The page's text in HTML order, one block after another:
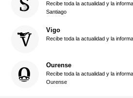
Recibe toda la actualidad y la
Santiago
Vigo
Recibe toda la actualidad y la
Ourense
Recibe toda la actualidad y la
Ourense